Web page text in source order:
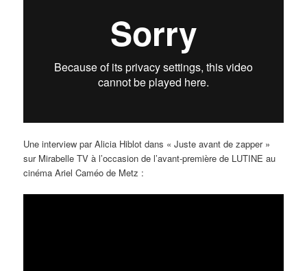
Une interview par Alicia Hiblot dans « Juste avant de zapper »
sur Mirabelle TV à l’occasion de l’avant-première de LUTINE au
cinéma Ariel Caméo de Metz :